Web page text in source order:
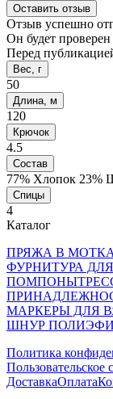
Оставить отзыв
Отзыв успешно
Он будет
Перед
Вес, г
50
Длина, м
120
Крючок
4.5
Состав
77% Хлопок 23%
Спицы
4
Каталог
ПРЯЖА В
ФУРНИТУРА
ПОМПОНЫ
МАРКЕРЫ ДЛЯ
ШНУР
Политика
Пользовательское
ДоставкаОплата